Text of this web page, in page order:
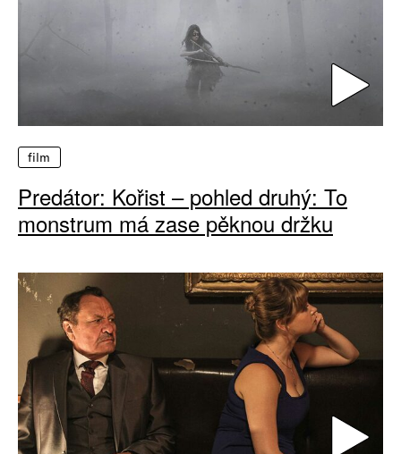
film
Predátor: Kořist – pohled druhý: To
monstrum má zase pěknou držku